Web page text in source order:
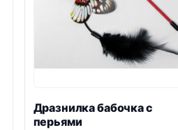
Дразнилка бабочка с
перьями